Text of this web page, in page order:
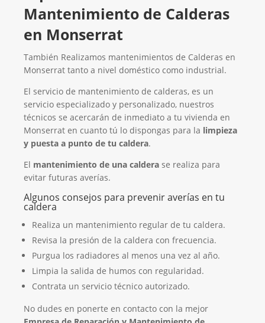
Mantenimiento de Calderas
en Monserrat
También Realizamos mantenimientos de Calderas en
Monserrat tanto a nivel doméstico como industrial.
El servicio de mantenimiento de calderas, es un
servicio especializado y personalizado, nuestros
técnicos se acercarán de inmediato a tu vivienda en
Monserrat en cuanto tú lo dispongas para la limpieza
y puesta a punto de tu caldera.
El mantenimiento de una caldera se realiza para
evitar futuras averías.
Algunos consejos para prevenir averías en tu
caldera
Realiza un mantenimiento regular de tu caldera.
Revisa la presión de la caldera con frecuencia.
Purgua los radiadores al menos una vez al año.
Limpia la salida de humos con regularidad.
Contrata un servicio técnico autorizado.
No dudes en ponerte en contacto con la mejor